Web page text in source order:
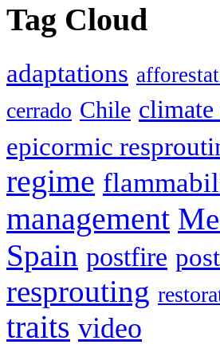
Tag Cloud
adaptations
cerrado Chile climate
epicormic
regime
management
Spain postfire
resprouting
traits video